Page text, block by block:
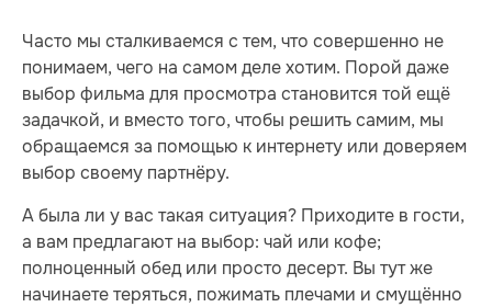
Часто мы сталкиваемся с тем, что совершенно не
понимаем, чего на самом деле хотим. Порой даже
выбор фильма для просмотра становится той ещё
задачкой, и вместо того, чтобы решить самим, мы
обращаемся за помощью к интернету или доверяем
выбор своему партнёру.
А была ли у вас такая ситуация? Приходите в гости,
а вам предлагают на выбор: чай или кофе;
полноценный обед или просто десерт. Вы тут же
начинаете теряться, пожимать плечами и смущённо